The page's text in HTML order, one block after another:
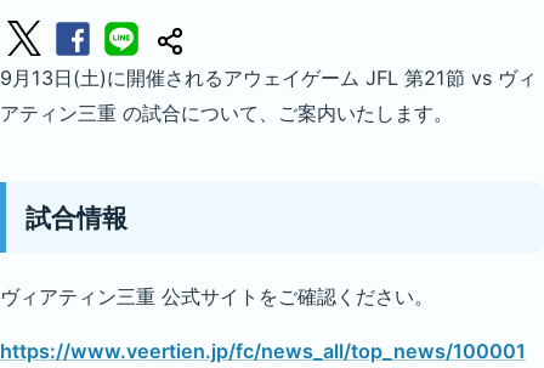
9月13日(土)に開催されるアウェイゲーム JFL 第21節 vs ヴィ
アティン三重 の試合について、ご案内いたします。
試合情報
ヴィアティン三重 公式サイトをご確認ください。
https://www.veertien.jp/fc/news_all/top_news/100001